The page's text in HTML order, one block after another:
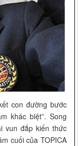
con đường bước
khác biệt”. Song
vun đắp kiến thức
cuối của TOPICA